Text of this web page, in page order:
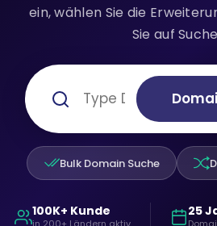
ein, wählen Sie die
Sie auf
Bulk Domain Suche
100K+ Kunde 25